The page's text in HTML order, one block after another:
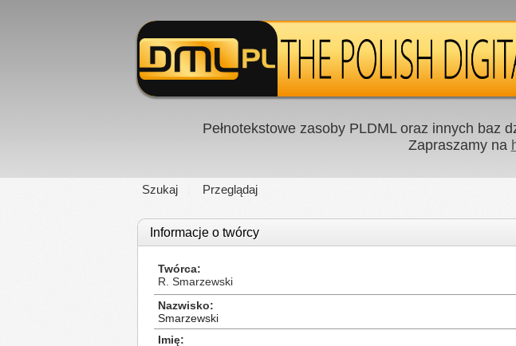
Pełnotekstowe zasoby PLDML oraz innych baz
Zapraszamy na
Szukaj Przeglądaj
Informacje o twórcy
Twórca
R. Smarzewski
Nazwisko
Smarzewski
Imię